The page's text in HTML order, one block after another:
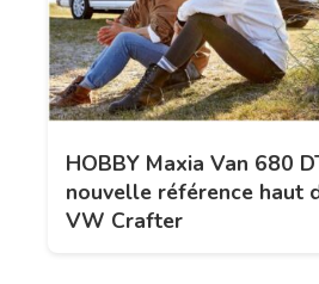
HOBBY Maxia Van 680
nouvelle référence haut
VW Crafter